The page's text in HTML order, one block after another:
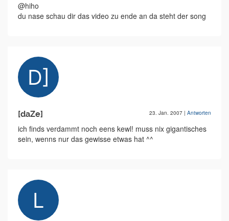
@hiho
du nase schau dir das video zu ende an da steht der song
[daZe] 23. Jan. 2007 | Antworten
ich finds verdammt noch eens kewl! muss nix gigantisches
sein, wenns nur das gewisse etwas hat ^^